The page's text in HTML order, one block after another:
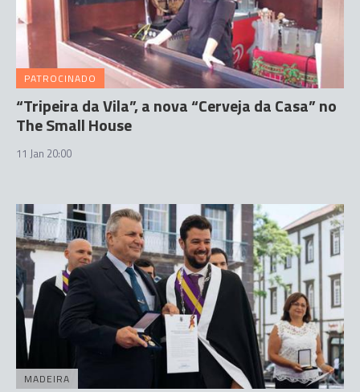
PATROCINADO
“Tripeira da Vila”, a nova “Cerveja da Casa” no
The Small House
11 Jan 20:00
MADEIRA